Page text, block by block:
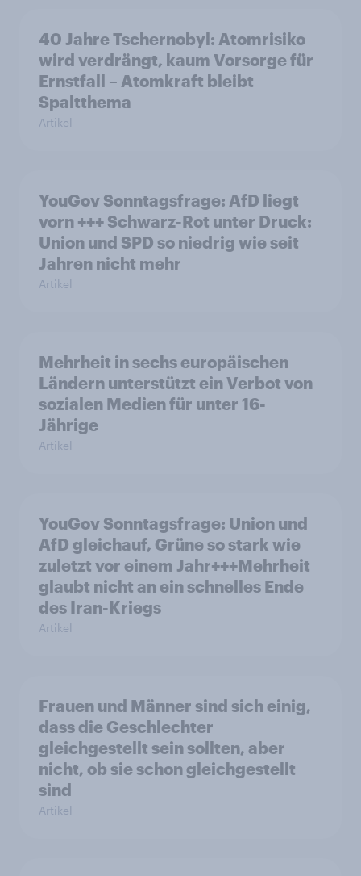
40 Jahre Tschernobyl: Atomrisiko
wird verdrängt, kaum Vorsorge für
Ernstfall – Atomkraft bleibt
Spaltthema
Artikel
YouGov Sonntagsfrage: AfD liegt
vorn +++ Schwarz-Rot unter Druck:
Union und SPD so niedrig wie seit
Jahren nicht mehr
Artikel
Mehrheit in sechs europäischen
Ländern unterstützt ein Verbot von
sozialen Medien für unter 16-
Jährige
Artikel
YouGov Sonntagsfrage: Union und
AfD gleichauf, Grüne so stark wie
zuletzt vor einem Jahr+++Mehrheit
glaubt nicht an ein schnelles Ende
des Iran-Kriegs
Artikel
Frauen und Männer sind sich einig,
dass die Geschlechter
gleichgestellt sein sollten, aber
nicht, ob sie schon gleichgestellt
sind
Artikel